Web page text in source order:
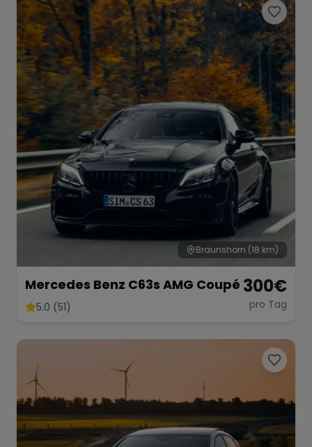
McLaren Ford Jaguar
Dodge
Bentley Rolls Royce Aston Martin
Range Rover Corvette
Wann
Zeitraum wählen
Braunshorn (18 km)
Mercedes Benz C63s AMG Coupé
5.0 (51)
300€
pro Tag